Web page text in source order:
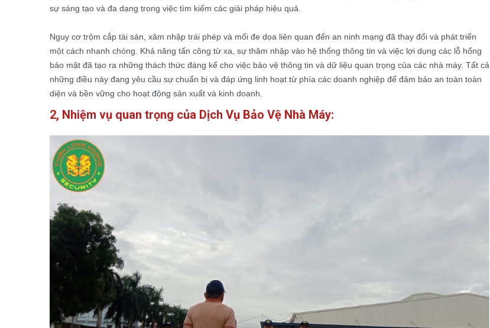
sự sáng tạo và đa dạng trong việc tìm kiếm các giải pháp hiệu quả.
Nguy cơ trộm cắp tài sản, xâm nhập trái phép và mối đe dọa liên quan đến an ninh mạng đã thay đổi và phát triển
một cách nhanh chóng. Khả năng tấn công từ xa, sự thâm nhập vào hệ thống thông tin và việc lợi dụng các lỗ hổng
bảo mật đã tạo ra những thách thức đáng kể cho việc bảo vệ thông tin và dữ liệu quan trọng của các nhà máy. Tất cả
những điều này đang yêu cầu sự chuẩn bị và đáp ứng linh hoạt từ phía các doanh nghiệp để đảm bảo an toàn toàn
diện và bền vững cho hoạt động sản xuất và kinh doanh.
2, Nhiệm vụ quan trọng của Dịch Vụ Bảo Vệ Nhà Máy: